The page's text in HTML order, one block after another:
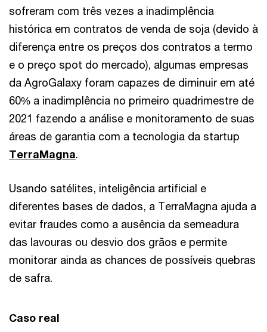
sofreram com três vezes a inadimplência
histórica em contratos de venda de soja (devido à
diferença entre os preços dos contratos a termo
e o preço spot do mercado), algumas empresas
da AgroGalaxy foram capazes de diminuir em até
60% a inadimplência no primeiro quadrimestre de
2021 fazendo a análise e monitoramento de suas
áreas de garantia com a tecnologia da startup
TerraMagna.
Usando satélites, inteligência artificial e
diferentes bases de dados, a TerraMagna ajuda a
evitar fraudes como a ausência da semeadura
das lavouras ou desvio dos grãos e permite
monitorar ainda as chances de possíveis quebras
de safra.
Caso real